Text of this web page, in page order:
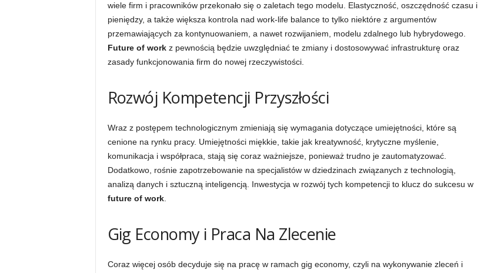
wiele firm i pracowników przekonało się o zaletach tego modelu. Elastyczność, oszczędność czasu i
pieniędzy, a także większa kontrola nad work-life balance to tylko niektóre z argumentów
przemawiających za kontynuowaniem, a nawet rozwijaniem, modelu zdalnego lub hybrydowego.
Future of workz pewnością będzie uwzględniać te zmiany i dostosowywać infrastrukturę oraz
zasady funkcjonowania firm do nowej rzeczywistości.
Rozwój Kompetencji Przyszłości
Wraz z postępem technologicznym zmieniają się wymagania dotyczące umiejętności, które są
cenione na rynku pracy. Umiejętności miękkie, takie jak kreatywność, krytyczne myślenie,
komunikacja i współpraca, stają się coraz ważniejsze, ponieważ trudno je zautomatyzować.
Dodatkowo, rośnie zapotrzebowanie na specjalistów w dziedzinach związanych z technologią,
analizą danych i sztuczną inteligencją. Inwestycja w rozwój tych kompetencji to klucz do sukcesu w
future of work.
Gig Economy i Praca Na Zlecenie
Coraz więcej osób decyduje się na pracę w ramach gig economy, czyli na wykonywanie zleceń i